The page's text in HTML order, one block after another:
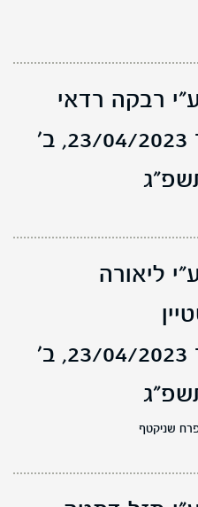
רבקה רדאי
ב'
ליאורה
ב'
,פרח שניקטף